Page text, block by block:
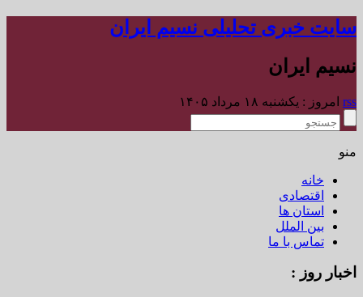
سایت خبری تحلیلی نسیم ایران
نسیم ایران
rss امروز : یکشنبه ۱۸ مرداد ۱۴۰۵
منو
خانه
اقتصادی
استان ها
بین الملل
تماس با ما
اخبار روز :